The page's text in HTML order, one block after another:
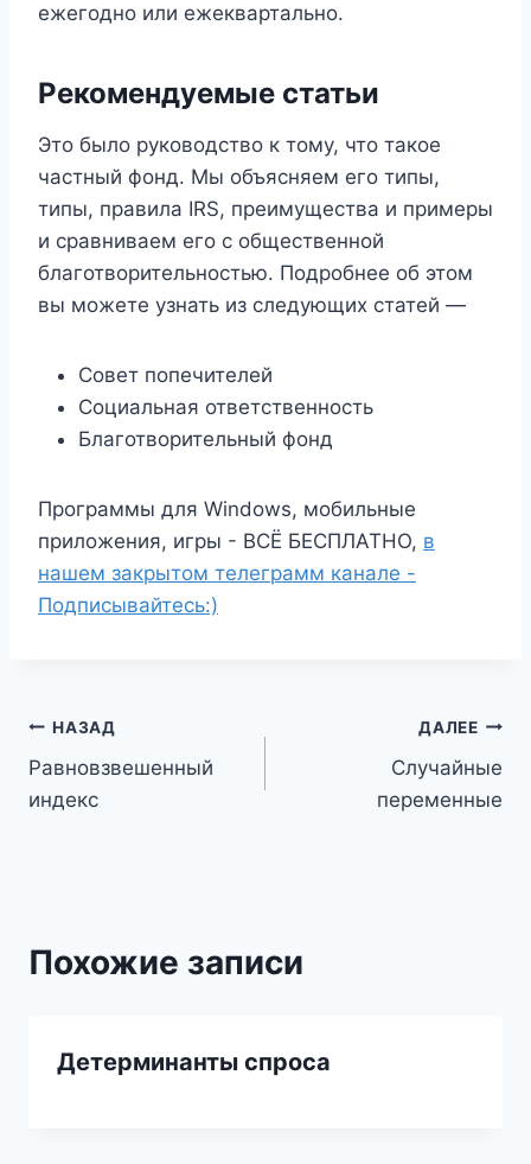
ежегодно или ежеквартально.
Рекомендуемые статьи
Это было руководство к тому, что такое
частный фонд. Мы объясняем его типы,
типы, правила IRS, преимущества и примеры
и сравниваем его с общественной
благотворительностью. Подробнее об этом
вы можете узнать из следующих статей —
Совет попечителей
Социальная ответственность
Благотворительный фонд
Программы для Windows, мобильные
приложения, игры - ВСЁ БЕСПЛАТНО, в
нашем закрытом телеграмм канале -
Подписывайтесь:)
Навигация
по
НАЗАД
Равновзвешенный
индекс
ДАЛЕЕ
Случайные
переменные
Похожие записи
Детерминанты спроса